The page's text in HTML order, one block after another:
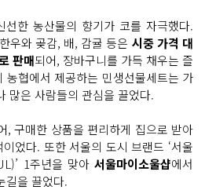
선한 농산물의 향기가 코를 자극했다.
우와 곶감, 배, 감귤 등은 시중 가격 대
판매되어, 장바구니를 가득 채우는 즐
협에서 제공하는 민생선물세트는 가
많은 사람들의 관심을 끌었다.
, 구매한 상품을 편리하게 집으로 받아
었다. 또한 서울의 도시 브랜드 ‘서울
1주년을 맞아 서울마이소울샵에서
길을 끌었다.